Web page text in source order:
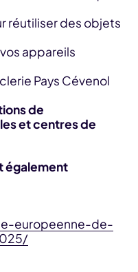
réutiliser des objets
appareils
Pays Cévenol
de
et centres de
également
europeenne-de-